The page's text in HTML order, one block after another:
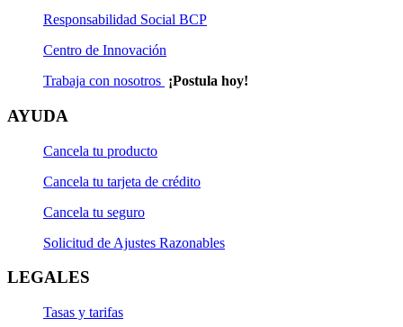
Responsabilidad Social BCP
Centro de Innovación
Trabaja con nosotros ¡Postula hoy!
AYUDA
Cancela tu producto
Cancela tu tarjeta de crédito
Cancela tu seguro
Solicitud de Ajustes Razonables
LEGALES
Tasas y tarifas